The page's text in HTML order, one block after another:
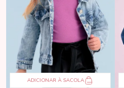
ADICIONAR À SACOLA